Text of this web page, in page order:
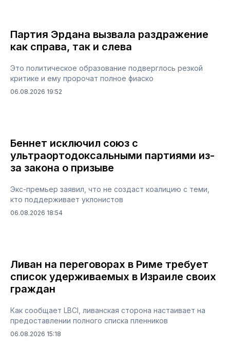
Партия Эрдана вызвала раздражение
как справа, так и слева
Это политическое образование подверглось резкой
критике и ему пророчат полное фиаско
06.08.2026 19:52
Беннет исключил союз с
ультраортодоксальными партиями из-
за закона о призыве
Экс-премьер заявил, что не создаст коалицию с теми,
кто поддерживает уклонистов
06.08.2026 18:54
Ливан на переговорах в Риме требует
список удерживаемых в Израиле своих
граждан
Как сообщает LBCI, ливанская сторона настаивает на
предоставлении полного списка пленников
06.08.2026 15:18